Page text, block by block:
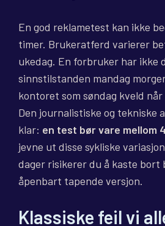
En god reklametest kan ikke
timer. Brukeratferd varierer
ukedag. En forbruker har ikke
sinnstilstanden mandag
kontoret som søndag kveld
Den journalistiske og tekniske
klar: en test bør vare mellom
jevne ut disse sykliske
dager risikerer du å kaste bort
åpenbart tapende versjon.
Klassiske feil vi